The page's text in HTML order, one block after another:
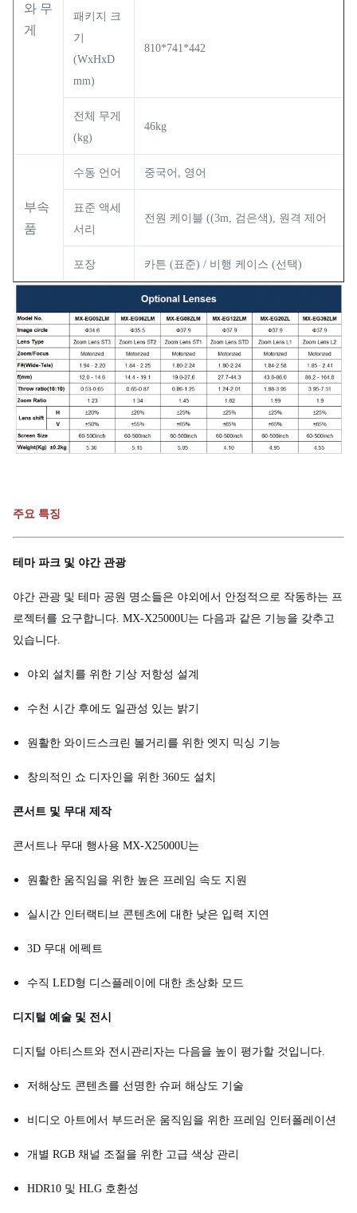
와 무
게
패키지 크
기
(WxHxD
mm)
810*741*442
전체 무게
(kg)
46kg
부속
품
수동 언어 중국어, 영어
표준 액세
서리
전원 케이블 ((3m, 검은색), 원격 제어
포장 카튼 (표준) / 비행 케이스 (선택)
주요 특징
테마 파크 및 야간 관광
야간 관광 및 테마 공원 명소들은 야외에서 안정적으로 작동하는 프
로젝터를 요구합니다. MX-X25000U는 다음과 같은 기능을 갖추고
있습니다.
야외 설치를 위한 기상 저항성 설계
수천 시간 후에도 일관성 있는 밝기
원활한 와이드스크린 볼거리를 위한 엣지 믹싱 기능
창의적인 쇼 디자인을 위한 360도 설치
콘서트 및 무대 제작
콘서트나 무대 행사용 MX-X25000U는
원활한 움직임을 위한 높은 프레임 속도 지원
실시간 인터랙티브 콘텐츠에 대한 낮은 입력 지연
3D 무대 에펙트
수직 LED형 디스플레이에 대한 초상화 모드
디지털 예술 및 전시
디지털 아티스트와 전시관리자는 다음을 높이 평가할 것입니다.
저해상도 콘텐츠를 선명한 슈퍼 해상도 기술
비디오 아트에서 부드러운 움직임을 위한 프레임 인터폴레이션
개별 RGB 채널 조절을 위한 고급 색상 관리
HDR10 및 HLG 호환성